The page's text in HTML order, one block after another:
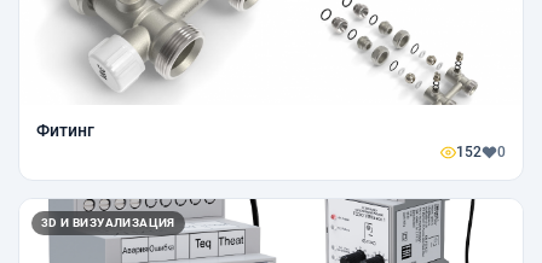
Фитинг
152 0
3D И ВИЗУАЛИЗАЦИЯ